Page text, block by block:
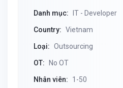
Danh mục: IT - Developer
Country: Vietnam
Loại: Outsourcing
OT: No OT
Nhân viên: 1-50